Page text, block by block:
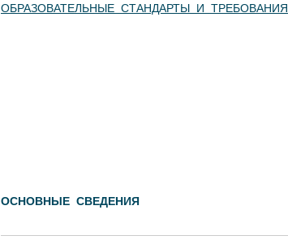
ОБРАЗОВАТЕЛЬНЫЕ СТАНДАРТЫ И ТРЕБОВАНИЯ
ОСНОВНЫЕ СВЕДЕНИЯ